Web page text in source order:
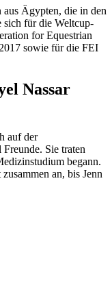
aus Ägypten, die in den
sich für die Weltcup-
for Equestrian
sowie für die FEI
Nassar
auf der
Sie traten
begann.
an, bis Jenn